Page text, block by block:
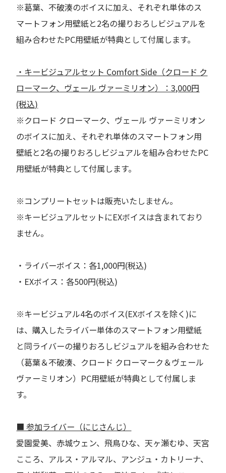
※葛葉、不破湊のボイスに加え、それぞれ単体のス
マートフォン用壁紙と2名の撮りおろしビジュアルを
組み合わせたPC用壁紙が特典として付属します。
・キービジュアルセット Comfort Side（クロード ク
ローマーク、ヴェール ヴァーミリオン）：3,000円
(税込)
※クロード クローマーク、ヴェール ヴァーミリオン
のボイスに加え、それぞれ単体のスマートフォン用
壁紙と2名の撮りおろしビジュアルを組み合わせたPC
用壁紙が特典として付属します。
※コンプリートセットは販売いたしません。
※キービジュアルセットにEXボイスは含まれており
ません。
・ライバーボイス：各1,000円(税込)
・EXボイス：各500円(税込)
※キービジュアル4名のボイス(EXボイスを除く)に
は、購入したライバー単体のスマートフォン用壁紙
と同ライバーの撮りおろしビジュアルを組み合わせた
（葛葉＆不破湊、クロード クローマーク＆ヴェール
ヴァーミリオン）PC用壁紙が特典として付属しま
す。
■ 参加ライバー（にじさんじ）
愛園愛美、赤城ウェン、飛鳥ひな、天ヶ瀬むゆ、天宮
こころ、アルス・アルマル、アンジュ・カトリーナ、